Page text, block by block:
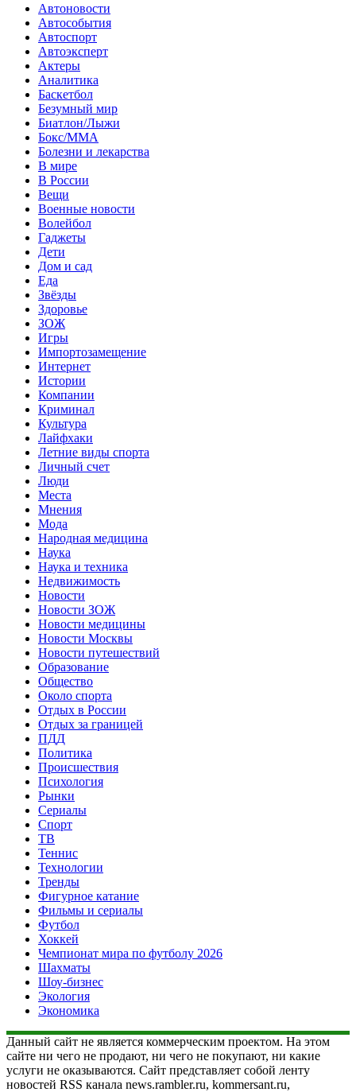
Автоновости
Автособытия
Автоспорт
Автоэксперт
Актеры
Аналитика
Баскетбол
Безумный мир
Биатлон/Лыжи
Бокс/MMA
Болезни и лекарства
В мире
В России
Вещи
Военные новости
Волейбол
Гаджеты
Дети
Дом и сад
Еда
Звёзды
Здоровье
ЗОЖ
Игры
Импортозамещение
Интернет
Истории
Компании
Криминал
Культура
Лайфхаки
Летние виды спорта
Личный счет
Люди
Места
Мнения
Мода
Народная медицина
Наука
Наука и техника
Недвижимость
Новости
Новости ЗОЖ
Новости медицины
Новости Москвы
Новости путешествий
Образование
Общество
Около спорта
Отдых в России
Отдых за границей
ПДД
Политика
Происшествия
Психология
Рынки
Сериалы
Спорт
ТВ
Теннис
Технологии
Тренды
Фигурное катание
Фильмы и сериалы
Футбол
Хоккей
Чемпионат мира по футболу 2026
Шахматы
Шоу-бизнес
Экология
Экономика
Данный сайт не является коммерческим проектом. На этом
сайте ни чего не продают, ни чего не покупают, ни какие
услуги не оказываются. Сайт представляет собой ленту
новостей RSS канала news.rambler.ru, kommersant.ru,